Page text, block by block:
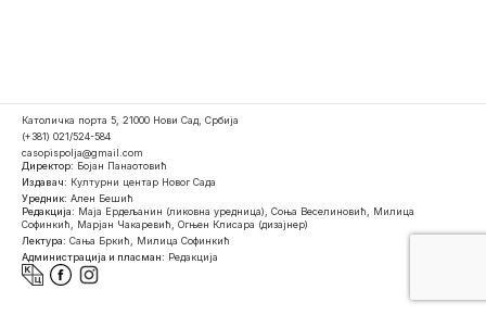
Католичка порта 5, 21000 Нови Сад, Србија
(+381) 021/524-584
casopispolja@gmail.com
Директор: Бојан Панаотовић
Издавач: Културни центар Новог Сада
Уредник: Ален Бешић
Редакција: Маја Ердељанин (ликовна уредница), Соња Веселиновић, Милица
Софинкић, Марјан Чакаревић, Огњен Клисара (дизајнер)
Лектура: Сања Бркић, Милица Софинкић
Администрација и пласман: Редакција